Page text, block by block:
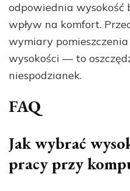
odpowiednia wysokość
wpływ na komfort.
wymiary
wysokości — to
niespodzianek.
FAQ
Jak wybrać
pracy przy